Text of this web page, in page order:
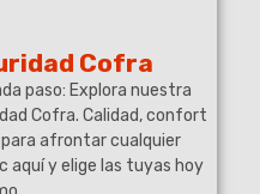
Cofra
paso: Explora nuestra
Cofra. Calidad, confort
afrontar cualquier
aquí y elige las tuyas hoy